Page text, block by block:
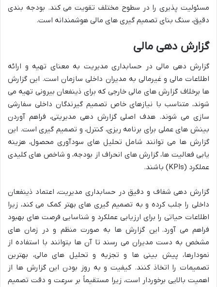
مسئولیت پذیری را در سطوح مختلف تقویت می کند. بودجه بندی
دقیق، سنگ بنای تصمیم گیری های مالی هوشمندانه است.
گزارش دهی مالی
گزارش دهی مالی در حسابداری مدیریت به معنای تهیه و ارائه
اطلاعات مالی و غیرمالی به مدیران داخلی سازمان است. این گزارش
ها برخلاف گزارش های مالی خارجی که برای ذینفعان بیرونی تهیه می
شوند، متناسب با نیازهای خاص تصمیم گیرندگان داخلی سفارشی
سازی می شوند. هدف اصلی گزارش دهی مدیریتی، فراهم آوردن
بینش های عملی برای برنامه ریزی، کنترل، و تصمیم گیری است. این
گزارش ها می توانند شامل تحلیل های سودآوری محصول، هزینه
یابی فعالیت ها، گزارش های انحراف از بودجه، و شاخص های کلیدی
عملکرد (KPIs) باشند.
گزارش دهی شفاف و دقیق در حسابداری مدیریت، اعتماد ذینفعان
داخلی را جلب کرده و به تصمیم گیری های بهتر کمک می کند، زیرا
اطلاعات حیاتی را برای ارزیابی عملکرد و شناسایی فرصت های بهبود
فراهم می آورد. این گزارش ها به صورت منظم و در زمان های
مشخص به دست مدیران می رسند تا آن ها بتوانند با استفاده از
نمودارها، پیش بینی ها و تجزیه و تحلیل های مالی، بهترین
تصمیمات را اتخاذ کنند. کیفیت و به روز بودن این گزارش ها از
اهمیت بالایی برخوردار است، زیرا مستقیماً بر سرعت و دقت تصمیم